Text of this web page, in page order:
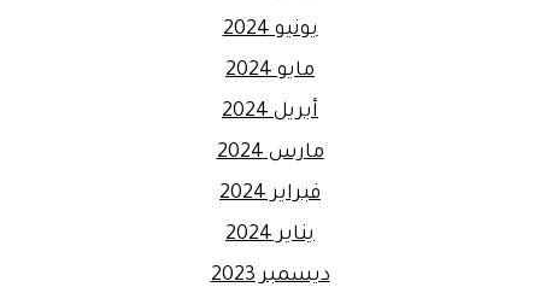
يونيو 2024
مايو 2024
أبريل 2024
مارس 2024
فبراير 2024
يناير 2024
ديسمبر 2023